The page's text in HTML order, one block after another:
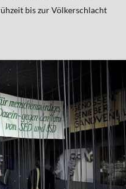
bis zur Völkerschlacht